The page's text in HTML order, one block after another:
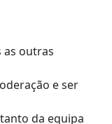
as outras
e ser
da equipa